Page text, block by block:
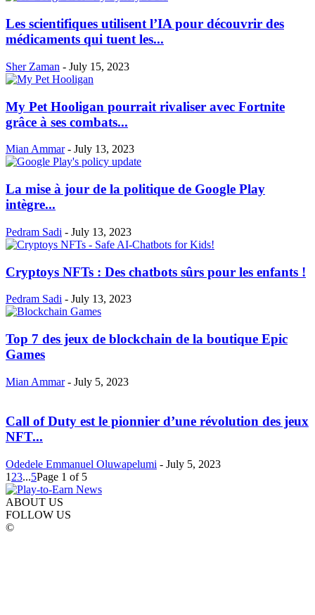
Les scientifiques utilisent l’IA pour découvrir des
médicaments qui tuent les...
Sher Zaman - July 15, 2023
My Pet Hooligan pourrait rivaliser avec Fortnite
grâce à ses combats...
Mian Ammar - July 13, 2023
La mise à jour de la politique de Google Play
intègre...
Pedram Sadi - July 13, 2023
Cryptoys NFTs : Des chatbots sûrs pour les enfants !
Pedram Sadi - July 13, 2023
Top 7 des jeux de blockchain de la boutique Epic
Games
Mian Ammar - July 5, 2023
Call of Duty est le pionnier d’une révolution des jeux
NFT...
Odedele Emmanuel Oluwapelumi - July 5, 2023
1 23...5Page 1 of 5
ABOUT US
FOLLOW US
©